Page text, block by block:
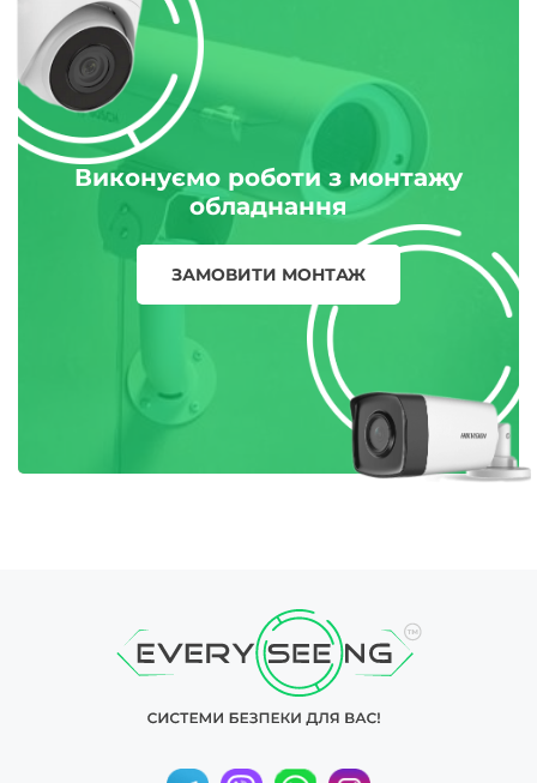
Виконуємо роботи з монтажу
обладнання
ЗАМОВИТИ МОНТАЖ